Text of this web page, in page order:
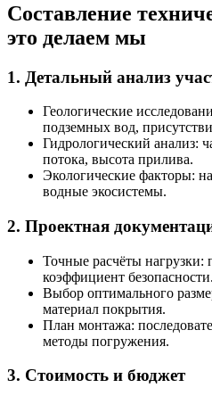
Составление
это делаем мы
1. Детальный анализ
Геологические
подземных вод,
Гидрологический анализ:
потока, высота прилива.
Экологические факторы:
водные экосистемы.
2. Проектная
Точные расчёты нагрузки:
коэффициент безопасности.
Выбор оптимального
материал покрытия.
План монтажа:
методы погружения.
3. Стоимость и бюджет